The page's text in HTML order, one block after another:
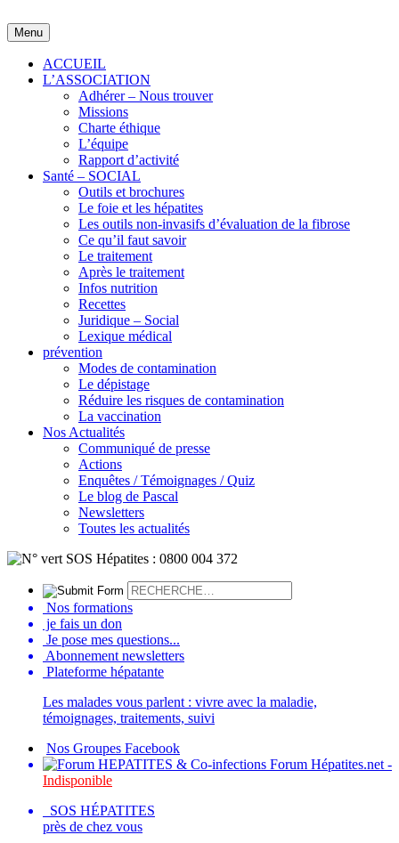
to
content
Menu
ACCUEIL
L’ASSOCIATION
Adhérer – Nous trouver
Missions
Charte éthique
L’équipe
Rapport d’activité
Santé – SOCIAL
Outils et brochures
Le foie et les hépatites
Les outils non-invasifs d’évaluation de la fibrose
Ce qu’il faut savoir
Le traitement
Après le traitement
Infos nutrition
Recettes
Juridique – Social
Lexique médical
prévention
Modes de contamination
Le dépistage
Réduire les risques de contamination
La vaccination
Nos Actualités
Communiqué de presse
Actions
Enquêtes / Témoignages / Quiz
Le blog de Pascal
Newsletters
Toutes les actualités
Nos formations
je fais un don
Je pose mes questions...
Abonnement newsletters
Plateforme hépatante
Les malades vous parlent : vivre avec la maladie,
témoignages, traitements, suivi
Nos Groupes Facebook
Forum Hépatites.net -
Indisponible
SOS HÉPATITES
près de chez vous